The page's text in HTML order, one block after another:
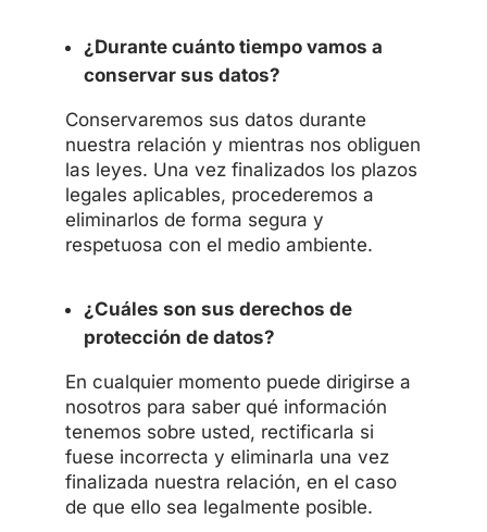
¿Durante cuánto tiempo vamos a
conservar sus datos?
Conservaremos sus datos durante
nuestra relación y mientras nos obliguen
las leyes. Una vez finalizados los plazos
legales aplicables, procederemos a
eliminarlos de forma segura y
respetuosa con el medio ambiente.
¿Cuáles son sus derechos de
protección de datos?
En cualquier momento puede dirigirse a
nosotros para saber qué información
tenemos sobre usted, rectificarla si
fuese incorrecta y eliminarla una vez
finalizada nuestra relación, en el caso
de que ello sea legalmente posible.